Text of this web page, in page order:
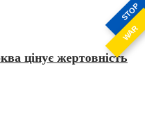
STOP
WAR
цінує жертовність